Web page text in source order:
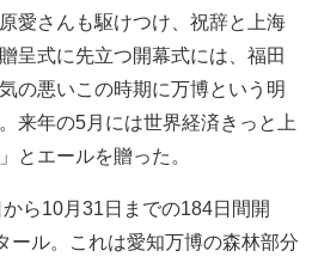
愛さんも駆けつけ、祝辞と上海
呈式に先立つ開幕式には、福田
の悪いこの時期に万博という明
来年の5月には世界経済きっと上
とエールを贈った。
ら10月31日までの184日間開
ール。これは愛知万博の森林部分